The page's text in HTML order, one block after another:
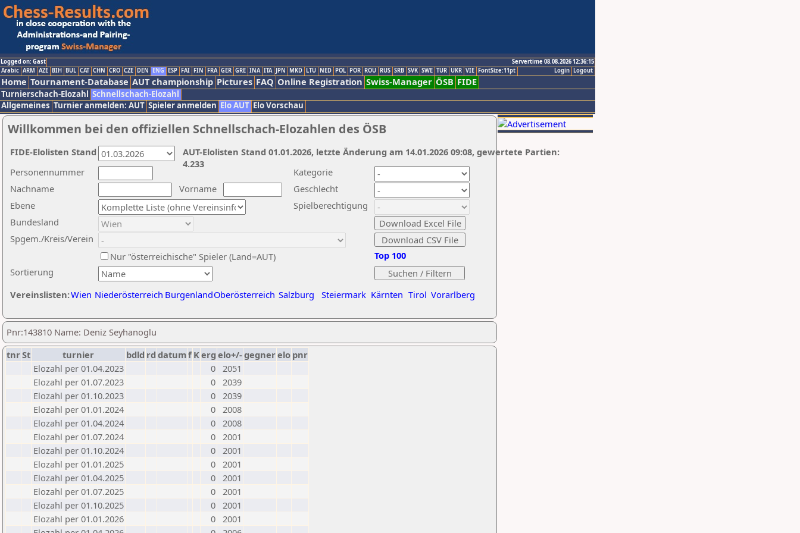
Logged on: Gast
Servertime 08.08.2026 12:36:15
Logout
Login
Arabic ARM AZE BIH BUL CAT CHN CRO CZE DEN ENG ESP FAI FIN FRA GER GRE INA ITA JPN MKD LTU NED POL POR ROU RUS SRB SVK SWE TUR UKR VIE FontSize:11pt
Home Tournament-Database AUT championship Pictures FAQ Online Registration Swiss-Manager ÖSB FIDE
Turnierschach-Elozahl Schnellschach-Elozahl
Allgemeines Turnier anmelden: AUT Spieler anmelden Elo AUT Elo Vorschau
Willkommen bei den offiziellen Schnellschach-Elozahlen des ÖSB
Nachname
Vorname
Ebene
Kategorie
Sortierung
Personennummer
Bundesland
Spgem./Kreis/Verein
Geschlecht
Nur "österreichische" Spieler (Land=AUT)
Spielberechtigung
Vereinslisten:Wien Niederösterreich BurgenlandOberösterreich Salzburg Steiermark Kärnten Tirol Vorarlberg
Top 100
AUT-Elolisten Stand 01.01.2026, letzte Änderung am 14.01.2026 09:08, gewertete Partien:
4.233
FIDE-Elolisten Stand
Pnr:143810 Name: Deniz Seyhanoglu
tnrSt turnier bdld rd datumf Kerg elo+/-gegnerelo pnr
Elozahl per 01.04.2023
0 2051
Elozahl per 01.07.2023
0 2039
Elozahl per 01.10.2023
0 2039
Elozahl per 01.01.2024
0 2008
Elozahl per 01.04.2024
0 2008
Elozahl per 01.07.2024
0 2001
Elozahl per 01.10.2024
0 2001
Elozahl per 01.01.2025
0 2001
Elozahl per 01.04.2025
0 2001
Elozahl per 01.07.2025
0 2001
Elozahl per 01.10.2025
0 2001
Elozahl per 01.01.2026
0 2001